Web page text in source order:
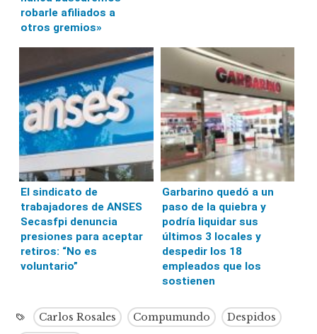
robarle afiliados a
otros gremios»
El sindicato de
trabajadores de ANSES
Secasfpi denuncia
presiones para aceptar
retiros: “No es
voluntario”
Garbarino quedó a un
paso de la quiebra y
podría liquidar sus
últimos 3 locales y
despedir los 18
empleados que los
sostienen
Carlos Rosales Compumundo
Despidos